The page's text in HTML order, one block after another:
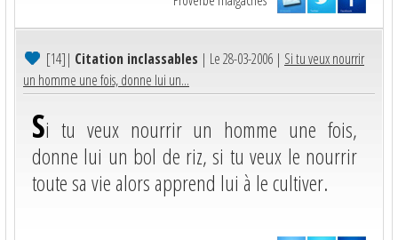
[14]| Citation inclassables | Le 28-03-2006 | Si tu veux nourrir
un homme une fois, donne lui un...
Si tu veux nourrir un homme une fois,
donne lui un bol de riz, si tu veux le nourrir
toute sa vie alors apprend lui à le cultiver.